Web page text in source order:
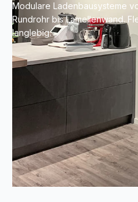
Modulare Ladenbausysteme
Rundrohr bis Lamellenwand.
langlebig.